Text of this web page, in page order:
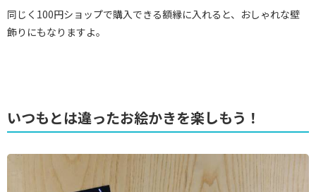
同じく100円ショップで購入できる額縁に入れると、おしゃれな壁
飾りにもなりますよ。
いつもとは違ったお絵かきを楽しもう！